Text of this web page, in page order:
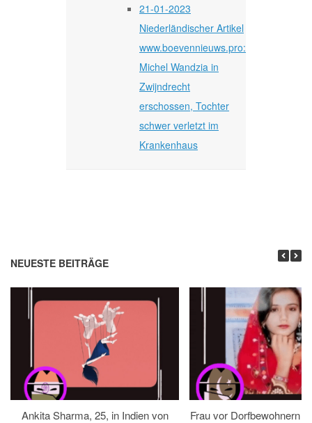
21-01-2023
Niederländischer Artikel
www.boevennieuws.pro:
Michel Wandzia in
Zwijndrecht
erschossen, Tochter
schwer verletzt im
Krankenhaus
NEUESTE BEITRÄGE
Ankita Sharma, 25, in Indien von
Frau vor Dorfbewohnern